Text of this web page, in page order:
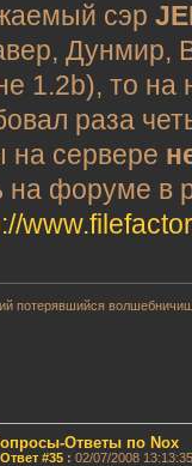
сэр
Дунмир,
1.2b), то
раза
на сервере
на форуме в
потерявшийся
Ответы по Nox
Ответ #35: 02/07/2008